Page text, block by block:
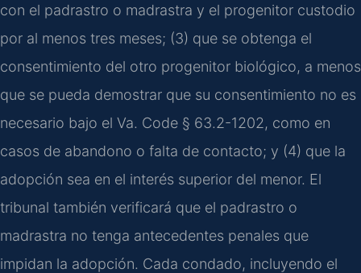
con el padrastro o madrastra y el progenitor custodio
por al menos tres meses; (3) que se obtenga el
consentimiento del otro progenitor biológico, a menos
que se pueda demostrar que su consentimiento no es
necesario bajo el Va. Code § 63.2-1202, como en
casos de abandono o falta de contacto; y (4) que la
adopción sea en el interés superior del menor. El
tribunal también verificará que el padrastro o
madrastra no tenga antecedentes penales que
impidan la adopción. Cada condado, incluyendo el